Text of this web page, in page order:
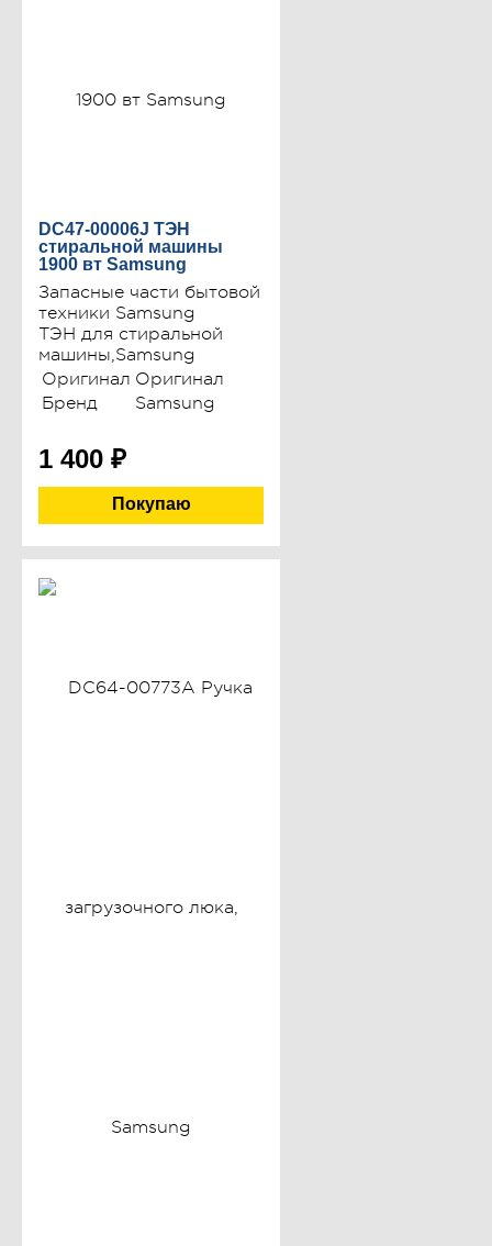
DC47-00006J ТЭН
стиральной машины
1900 вт Samsung
Запасные части бытовой
техники Samsung
ТЭН для стиральной
машины,Samsung
Оригинал Оригинал
Бренд
Samsung
1 400 ₽